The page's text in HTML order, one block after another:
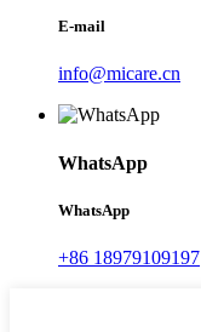
E-mail
info@micare.cn
WhatsApp
WhatsApp
+86 18979109197